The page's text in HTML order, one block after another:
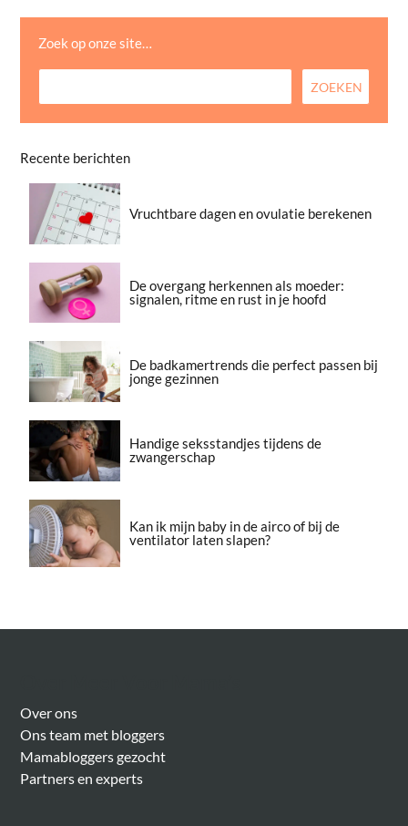
Zoek op onze site…
Recente berichten
Vruchtbare dagen en ovulatie berekenen
De overgang herkennen als moeder:
signalen, ritme en rust in je hoofd
De badkamertrends die perfect passen bij
jonge gezinnen
Handige seksstandjes tijdens de
zwangerschap
Kan ik mijn baby in de airco of bij de
ventilator laten slapen?
Over ons
Ons team met bloggers
Mamabloggers gezocht
Partners en experts